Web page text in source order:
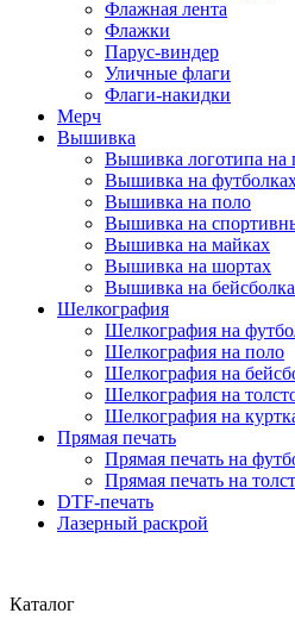
Флажная лента
Флажки
Парус-виндер
Уличные флаги
Флаги-накидки
Мерч
Вышивка
Вышивка логотипа на
Вышивка на
Вышивка на поло
Вышивка на
Вышивка на майках
Вышивка на шортах
Вышивка на
Шелкография
Шелкография на
Шелкография на поло
Шелкография на
Шелкография на
Шелкография на
Прямая печать
Прямая печать на
Прямая печать на
DTF-печать
Лазерный раскрой
Каталог